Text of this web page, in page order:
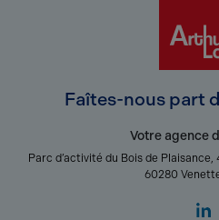
Faîtes-nous part
Votre agence
Parc d’activité du Bois de
60280